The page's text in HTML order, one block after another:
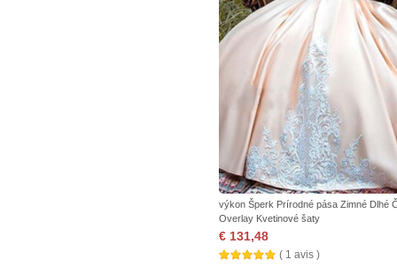
výkon Šperk Prírodné pása Zimné Dlhé
Overlay Kvetinové šaty
€ 131,48
( 1 avis )